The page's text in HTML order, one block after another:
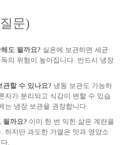
문)
도 될까요? 실온에 보관하면 세균
의 위험이 높아집니다. 반드시 냉장
관할 수 있나요? 냉동 보관도 가능하
자가 분리되고 식감이 변할 수 있습
는 냉장 보관을 권장합니다.
될까요? 이미 한 번 익힌 삶은 계란을
하지만 과도한 가열은 맛과 영양소
.